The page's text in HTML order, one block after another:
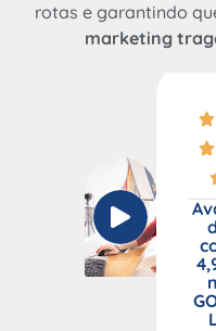
rotas e garantindo
marketing